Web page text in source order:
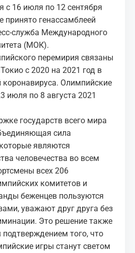
с 16 июля по 12 сентября
принято генассамблеей
служба Международного
(МОК).
перемирия связаны
с 2020 на 2021 год в
коронавируса. Олимпийские
июля по 8 августа 2021
государств всего мира
сила
являются
человечества во всем
всех 206
комитетов и
беженцев пользуются
уважают друг друга без
Это решение также
того, что
игры станут светом